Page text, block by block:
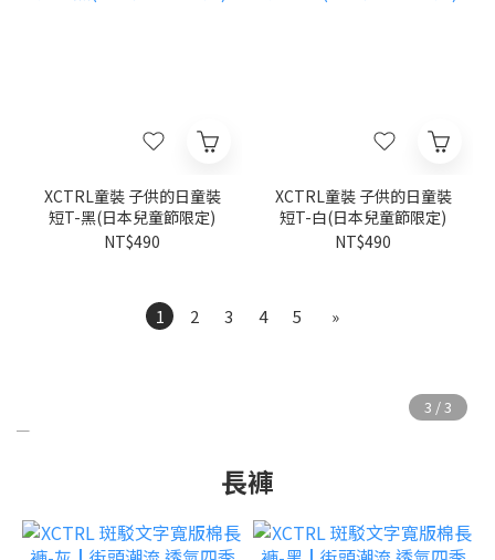
XCTRL童裝 子供的日童裝
短T-黑(日本兒童節限定)
NT$490
XCTRL童裝 子供的日童裝
短T-白(日本兒童節限定)
NT$490
1 2 3 4 5 »
長褲